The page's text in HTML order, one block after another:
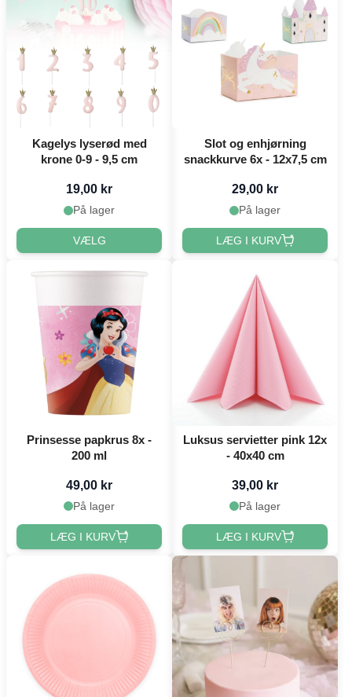
Kagelys lyserød med
krone 0-9 - 9,5 cm
19,00 kr
På lager
VÆLG
Slot og enhjørning
snackkurve 6x - 12x7,5 cm
29,00 kr
På lager
LÆG I KURV
Prinsesse papkrus 8x -
200 ml
49,00 kr
På lager
LÆG I KURV
Luksus servietter pink 12x
- 40x40 cm
39,00 kr
På lager
LÆG I KURV